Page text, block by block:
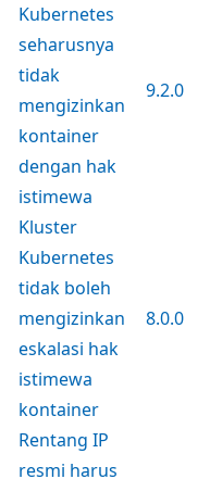
Kubernetes
seharusnya
tidak
mengizinkan
kontainer
dengan hak
istimewa
9.2.0
Kluster
Kubernetes
tidak boleh
mengizinkan
eskalasi hak
istimewa
kontainer
8.0.0
Rentang IP
resmi harus